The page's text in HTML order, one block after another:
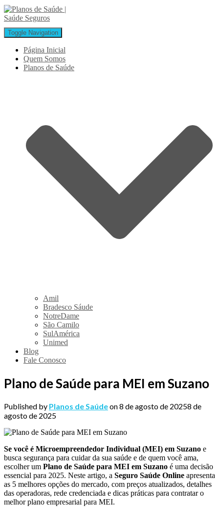
Toggle Navigation
Página Inicial
Quem Somos
Planos de Saúde
Amil
Bradesco Sáude
NotreDame
São Camilo
SulAmérica
Unimed
Blog
Fale Conosco
Plano de Saúde para MEI em Suzano
Published by Planos de Saúdeon8 de agosto de 20258 de
agosto de 2025
Se você é Microempreendedor Individual (MEI) em Suzano e
busca segurança para cuidar da sua saúde e de quem você ama,
escolher um Plano de Saúde para MEI em Suzano é uma decisão
essencial para 2025. Neste artigo, a Seguro Saúde Online apresenta
as 5 melhores opções do mercado, com preços atualizados, detalhes
das operadoras, rede credenciada e dicas práticas para contratar o
melhor plano empresarial para MEI.